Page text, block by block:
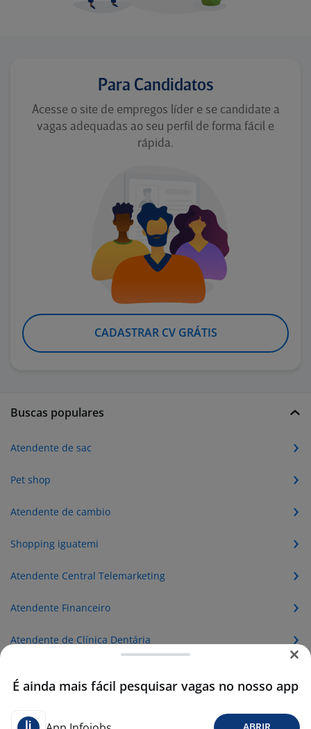
Para Candidatos
Acesse o site de empregos líder e se candidate a
vagas adequadas ao seu perfil de forma fácil e
rápida.
CADASTRAR CV GRÁTIS
Buscas populares
Atendente de sac
Pet shop
Atendente de cambio
Shopping iguatemi
Atendente Central Telemarketing
Atendente Financeiro
Atendente de Clínica Dentária
É ainda mais fácil pesquisar vagas no nosso app